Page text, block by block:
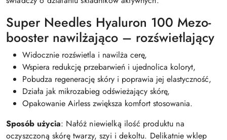
Super Needles Hyaluron 100 Mezo-
booster nawilżająco – rozświetlający
Widocznie rozświetla i nawilża cerę,
Wspiera redukcję przebarwień i ujednolica koloryt,
Pobudza regenerację skóry i poprawia jej elastyczność,
Działa jak mikrozabieg odświeżający skórę,
Opakowanie Airless zwiększa komfort stosowania.
Sposób użycia: Nałóż niewielką ilość produktu na
oczyszczoną skórę twarzy, szyi i dekoltu. Delikatnie wklep